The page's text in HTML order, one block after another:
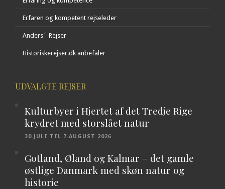
Erfaren og kompetent rejseleder
Anders´ Rejser
Historiskerejser.dk anbefaler
UDVALGTE REJSER
Kulturbyer i Hjertet af det Tredje Rige
krydret med storslået natur
30.JULI TIL 7.AUGUST 2026
Gotland, Øland og Kalmar – det gamle
østlige Danmark med skøn natur og
historie